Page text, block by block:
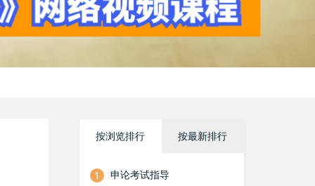
按浏览排行 按最新排行
1
申论考试指导